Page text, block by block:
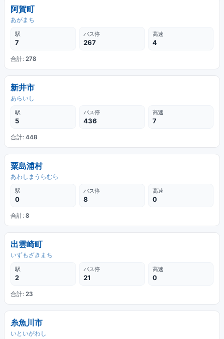
阿賀町
あがまち
駅
7
バス停
267
高速
4
合計: 278
新井市
あらいし
駅
5
バス停
436
高速
7
合計: 448
粟島浦村
あわしまうらむら
駅
0
バス停
8
高速
0
合計: 8
出雲崎町
いずもざきまち
駅
2
バス停
21
高速
0
合計: 23
糸魚川市
いといがわし